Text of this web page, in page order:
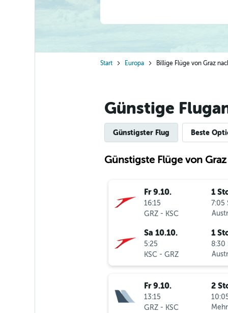
Start Europa Billige Flüge von Graz
Günstige
Günstigster Flug Beste
Günstigste Flüge von
Fr 9.10.
16:15
GRZ- KSC
1
7:05
Sa 10.10.
5:25
KSC - GRZ
1
8:30
Fr 9.10.
13:15
GRZ- KSC
2